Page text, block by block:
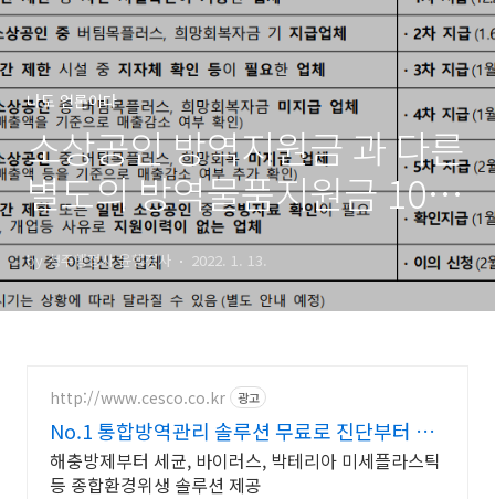
나도 언론이다
소상공인 방역지원금 과 다른
별도의 방역물품지원금 10만
원 지급 시작 신청방법
by 청주행정사 윤행정사 2022. 1. 13.
http://www.cesco.co.kr 광고
No.1 통합방역관리 솔루션 무료로 진단부터 받
으세요
해충방제부터 세균, 바이러스, 박테리아 미세플라스틱
등 종합환경위생 솔루션 제공